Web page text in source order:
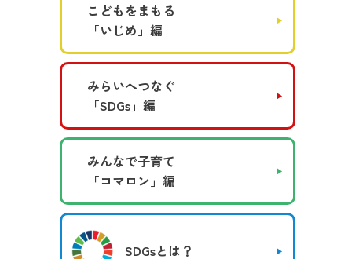
こどもをまもる
「いじめ」編
みらいへつなぐ
「SDGs」編
みんなで子育て
「コマロン」編
SDGsとは？